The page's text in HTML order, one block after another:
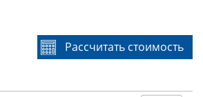
Рассчитать стоимость
идентификационный номер
по телефону+7 495 106-64-91, мы